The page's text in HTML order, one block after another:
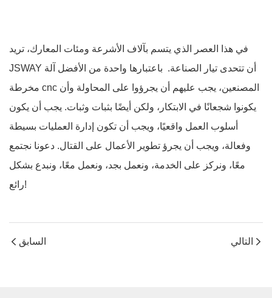
في هذا العصر الذي يتسم بآلاف الأشرعة ومئات المعارك، تريد
JSWAY أن تتحدى تيار الصناعة. باعتبارها واحدة من الأفضل آلة
مخرطة cnc المصنعين، يجب عليهم أن يجرؤوا على المحاولة وأن
يكونوا شجعانًا في الابتكار، ولكن أيضًا بثبات وثبات. يجب أن يكون
أسلوب العمل واقعيًا، ويجب أن تكون إدارة العمليات بسيطة
وفعالة، ويجب أن يجرؤ تطوير الأعمال على القتال. دعونا نجتمع
معًا، ونركز على الخدمة، ونعمل بجد، ونعمل معًا، ونبدع بشكل
رائع!
السابق التالي